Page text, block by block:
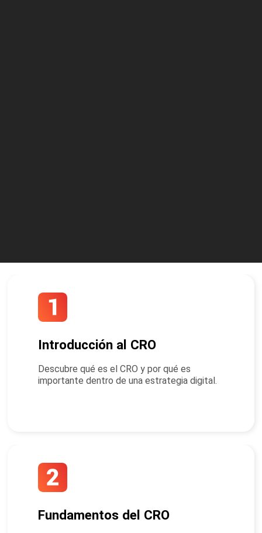
Introducción al CRO
Descubre qué es el CRO y por qué es
importante dentro de una estrategia digital.
Fundamentos del CRO